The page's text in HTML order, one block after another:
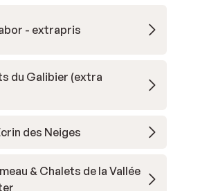
- extrapris
du Galibier (extra
des Neiges
& Chalets de la Vallée